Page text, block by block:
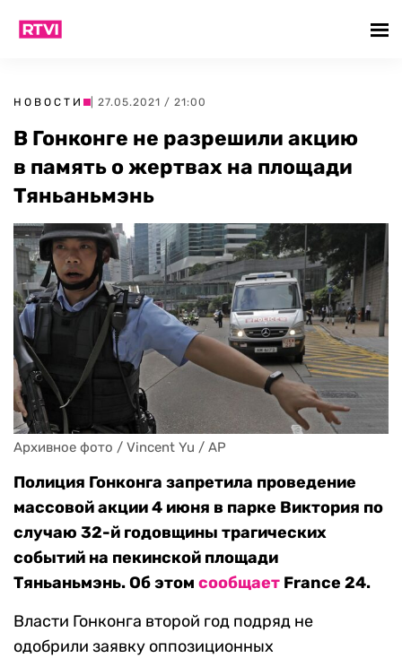
НОВОСТИ | 27.05.2021 / 21:00
В Гонконге не разрешили акцию
в память о жертвах на площади
Тяньаньмэнь
Архивное фото / Vincent Yu / AP
Полиция Гонконга запретила проведение
массовой акции 4 июня в парке Виктория по
случаю 32-й годовщины трагических
событий на пекинской площади
Тяньаньмэнь. Об этом сообщает France 24.
Власти Гонконга второй год подряд не
одобрили заявку оппозиционных